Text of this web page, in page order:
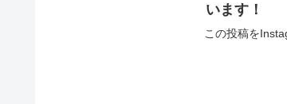
います！
この投稿を